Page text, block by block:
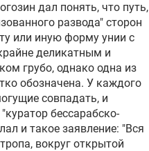
дал понять, что путь,
развода" сторон
или иную форму унии с
деликатным и
грубо, однако одна из
обозначена. У каждого
совпадать, и
бессарабско-
и такое заявление: "Вся
вокруг открытой